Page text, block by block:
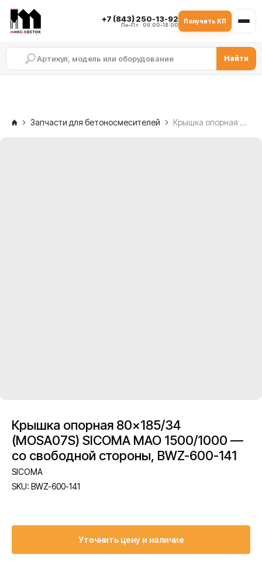
+7 (843) 250-13-92
Пн–Пт · 09:00–18:00
Получить КП
Найти
Запчасти для бетоносмесителей Крышка опорная 80×185/34 (MOSA07S) SICOMA MAO 1500/1000 — со свободной стороны, BWZ-600-141
Крышка опорная 80×185/34
(MOSA07S) SICOMA MAO 1500/1000 —
со свободной стороны, BWZ-600-141
SICOMA
SKU: BWZ-600-141
Уточнить цену и наличие